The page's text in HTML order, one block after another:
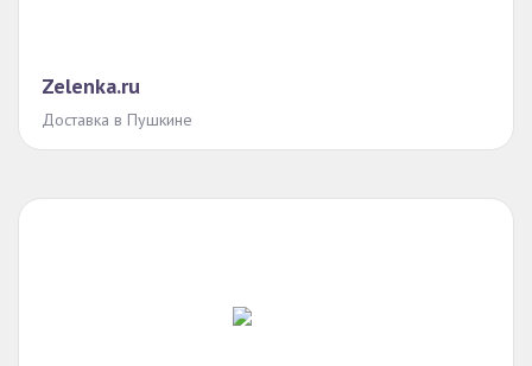
Zelenka.ru
Доставка в Пушкине